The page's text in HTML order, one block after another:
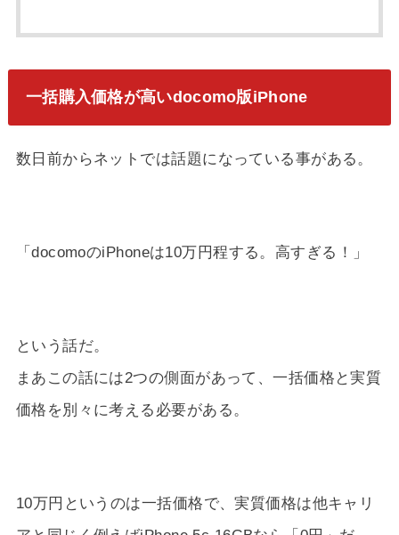
一括購入価格が高いdocomo版iPhone
数日前からネットでは話題になっている事がある。
「docomoのiPhoneは10万円程する。高すぎる！」
という話だ。
まあこの話には2つの側面があって、一括価格と実質
価格を別々に考える必要がある。
10万円というのは一括価格で、実質価格は他キャリ